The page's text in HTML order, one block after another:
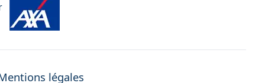
légales